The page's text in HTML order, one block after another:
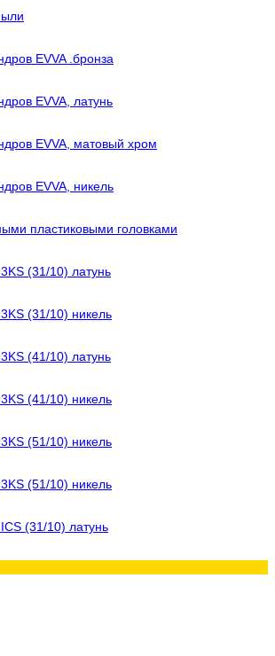
EVVA .бронза
EVVA, латунь
EVVA, матовый хром
EVVA, никель
пластиковыми головками
(31/10) латунь
(31/10) никель
(41/10) латунь
(41/10) никель
(51/10) никель
(51/10) никель
(31/10) латунь